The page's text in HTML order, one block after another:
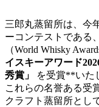
三郎丸蒸留所は、今
ーコンテストである
（World Whisky
イスキーアワード
秀賞」
を受賞**いた
これらの名誉ある受
クラフト蒸留所とし